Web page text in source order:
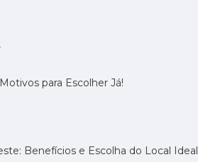
para Escolher Já!
Benefícios e Escolha do Local Ideal